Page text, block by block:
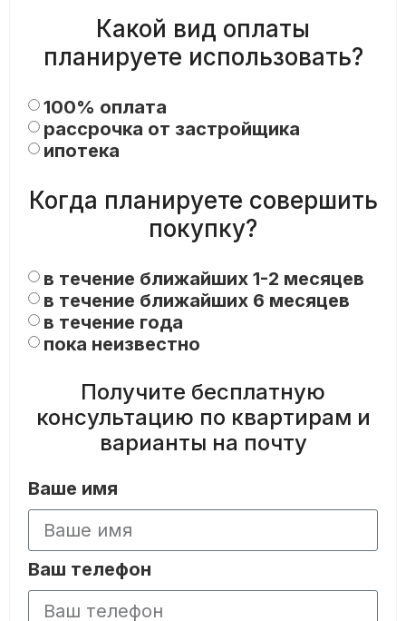
Какой вид оплаты
планируете использовать?
100% оплата
рассрочка от застройщика
ипотека
Когда планируете совершить
покупку?
в течение ближайших 1-2 месяцев
в течение ближайших 6 месяцев
в течение года
пока неизвестно
Получите бесплатную
консультацию по квартирам и
варианты на почту
Ваше имя
Ваш телефон